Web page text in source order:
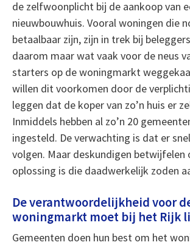
de zelfwoonplicht bij de aankoop van
nieuwbouwhuis. Vooral woningen die
betaalbaar zijn, zijn in trek bij
daarom maar wat vaak voor de neus
starters op de woningmarkt
willen dit voorkomen door de
leggen dat de koper van zo’n huis er
Inmiddels hebben al zo’n 20
ingesteld. De verwachting is dat er
volgen. Maar deskundigen betwijfelen
oplossing is die daadwerkelijk zoden
De verantwoordelijkheid voor
woningmarkt moet bij het Rijk
Gemeenten doen hun best om het